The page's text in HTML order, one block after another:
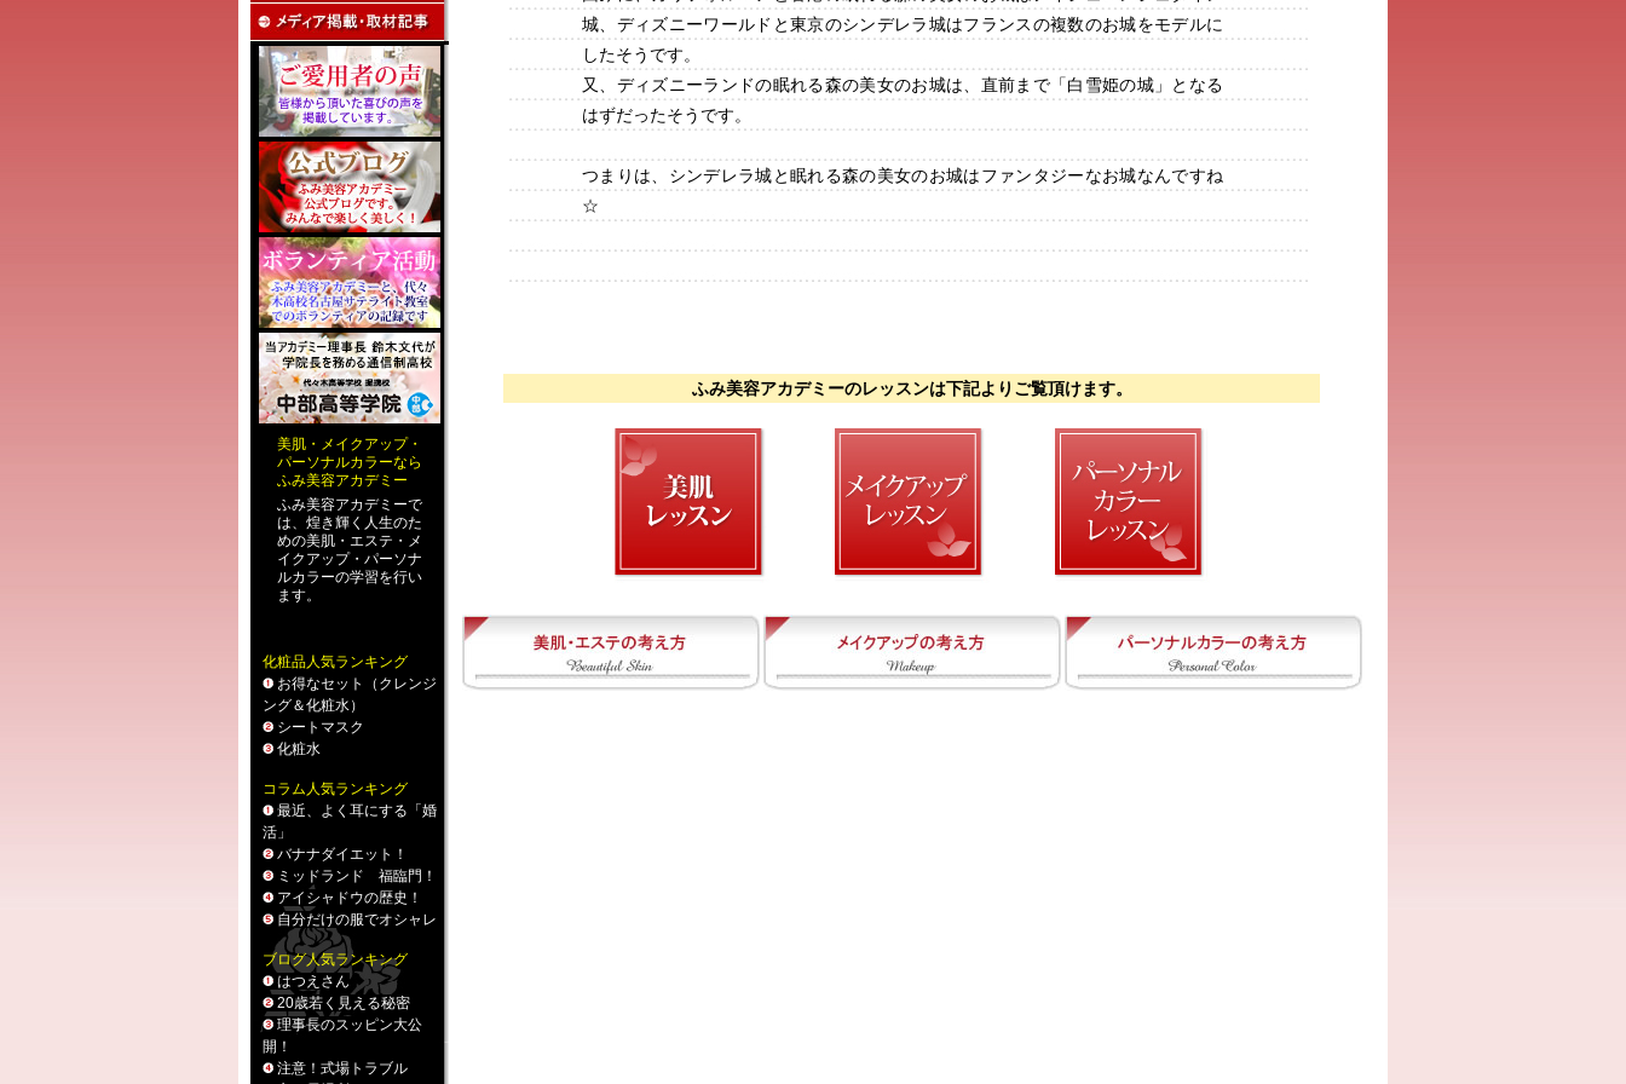
美肌 ・ メイクアップ・
パーソナルカラーなら
ふみ美容アカデミー
ふみ美容アカデミーで
は、煌き輝く人生のた
めの美肌・エステ ・ メ
イクアップ・ パーソナ
ルカラーの学習を行い
ます。
化粧品人気ランキング
お得なセット（クレンジ
ング＆化粧水）
シートマスク
化粧水
コラム人気ランキング
最近、よく耳にする「婚
活」
バナナダイエット！
ミッドランド 福臨門！
アイシャドウの歴史！
自分だけの服でオシャレ
ブログ人気ランキング
はつえさん
20歳若く見える秘密
理事長のスッピン大公
開！
注意！式場トラブル
城、ディズニーワールドと東京のシンデレラ城はフランスの複数のお城をモデルに
したそうです。
又、ディズニーランドの眠れる森の美女のお城は、直前まで「白雪姫の城」となる
はずだったそうです。
つまりは、シンデレラ城と眠れる森の美女のお城はファンタジーなお城なんですね
☆
ふみ美容アカデミーのレッスンは下記よりご覧頂けます。